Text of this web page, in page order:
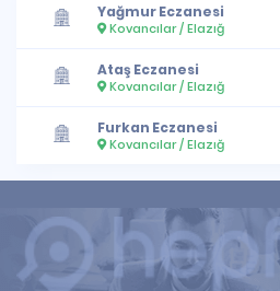
Yağmur Eczanesi
Kovancılar / Elazığ
Ataş Eczanesi
Kovancılar / Elazığ
Furkan Eczanesi
Kovancılar / Elazığ